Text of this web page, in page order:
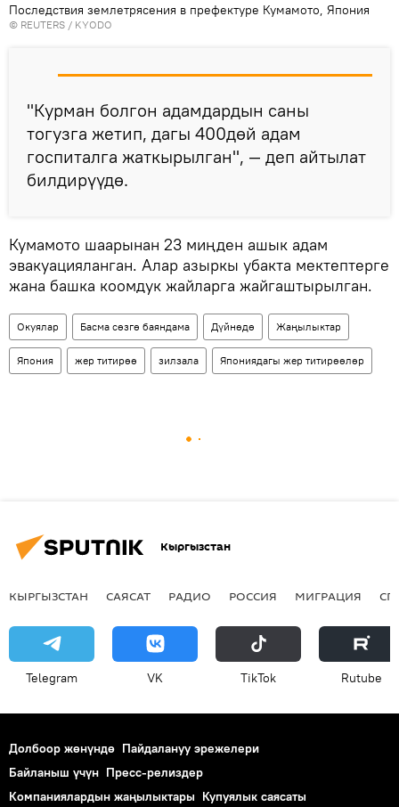
Последствия землетрясения в префектуре Кумамото, Япония
© REUTERS / KYODO
"Курман болгон адамдардын саны
тогузга жетип, дагы 400дөй адам
госпиталга жаткырылган", — деп айтылат
билдирүүдө.
Кумамото шаарынан 23 миңден ашык адам
эвакуацияланган. Алар азыркы убакта мектептерге
жана башка коомдук жайларга жайгаштырылган.
Окуялар Басма сөзгө баяндама Дүйнөдө Жаңылыктар
Япония жер титирөө зилзала Япониядагы жер титирөөлөр
Кыргызстан
КЫРГЫЗСТАН САЯСАТ РАДИО РОССИЯ МИГРАЦИЯ
Telegram VK ТikТоk Rutube
Долбоор жөнүндө Пайдалануу эрежелери
Байланыш үчүн Пресс-релиздер
Компаниялардын жаңылыктары Купуялык саясаты